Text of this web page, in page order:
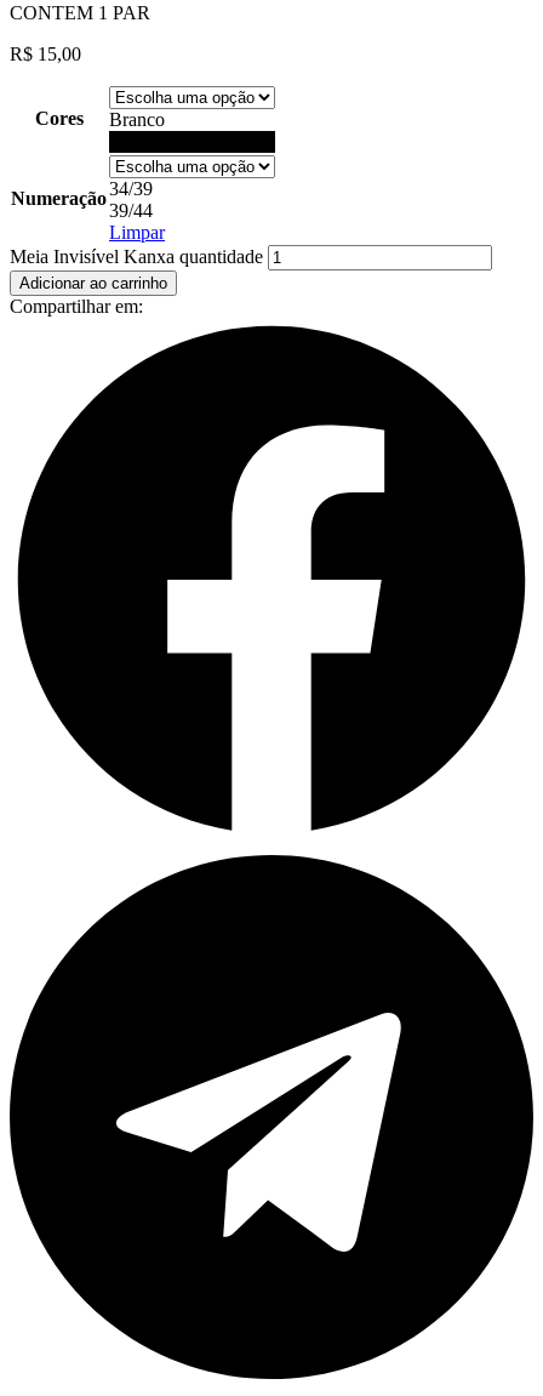
CONTEM 1 PAR
R$ 15,00
Cores
Branco
Numeração34/39
39/44
Limpar
Meia Invisível Kanxa quantidade
Adicionar ao carrinho
Compartilhar em: